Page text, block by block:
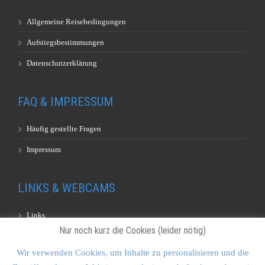
Allgemeine Reisebedingungen
Aufstiegsbestimmungen
Datenschutzerklärung
FAQ & IMPRESSUM
Häufig gestellte Fragen
Impressum
LINKS & WEBCAMS
Links
Nur noch kurz die Cookies (leider nötig)
Wir verwenden Cookies, um Inhalte zu personalisieren und die